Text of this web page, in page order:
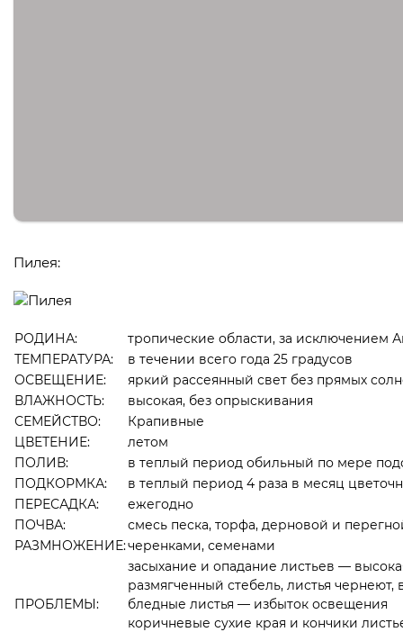
Пилея:
РОДИНА:
тропические области, за исключением
ТЕМПЕРАТУРА:
в течении всего года 25 градусов
ОСВЕЩЕНИЕ:
яркий рассеянный свет без прямых
ВЛАЖНОСТЬ:
высокая, без опрыскивания
СЕМЕЙСТВО:
Крапивные
ЦВЕТЕНИЕ:
летом
ПОЛИВ:
в теплый период обильный по мере
ПОДКОРМКА:
в теплый период 4 раза в месяц
ПЕРЕСАДКА:
ежегодно
ПОЧВА:
смесь песка, торфа, дерновой и
РАЗМНОЖЕНИЕ:черенками, семенами
ПРОБЛЕМЫ:
засыхание и опадание листьев —
размягченный стебель, листья
бледные листья — избыток освещения
коричневые сухие края и кончики